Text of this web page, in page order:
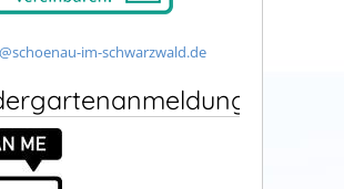
im-schwarzwald.de